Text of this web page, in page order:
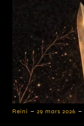
Reini - 29 mars 2026 -